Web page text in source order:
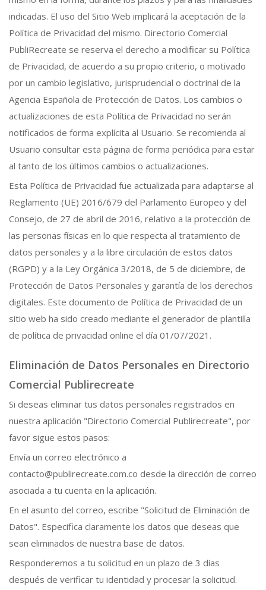
indicadas. El uso del Sitio Web implicará la aceptación de la
Política de Privacidad del mismo. Directorio Comercial
PubliRecreate se reserva el derecho a modificar su Política
de Privacidad, de acuerdo a su propio criterio, o motivado
por un cambio legislativo, jurisprudencial o doctrinal de la
Agencia Española de Protección de Datos. Los cambios o
actualizaciones de esta Política de Privacidad no serán
notificados de forma explícita al Usuario. Se recomienda al
Usuario consultar esta página de forma periódica para estar
al tanto de los últimos cambios o actualizaciones.
Esta Política de Privacidad fue actualizada para adaptarse al
Reglamento (UE) 2016/679 del Parlamento Europeo y del
Consejo, de 27 de abril de 2016, relativo a la protección de
las personas físicas en lo que respecta al tratamiento de
datos personales y a la libre circulación de estos datos
(RGPD) y a la Ley Orgánica 3/2018, de 5 de diciembre, de
Protección de Datos Personales y garantía de los derechos
digitales. Este documento de Política de Privacidad de un
sitio web ha sido creado mediante el generador de plantilla
de política de privacidad online el día 01/07/2021.
Eliminación de Datos Personales en Directorio
Comercial Publirecreate
Si deseas eliminar tus datos personales registrados en
nuestra aplicación "Directorio Comercial Publirecreate", por
favor sigue estos pasos:
Envía un correo electrónico a
contacto@publirecreate.com.co desde la dirección de correo
asociada a tu cuenta en la aplicación.
En el asunto del correo, escribe "Solicitud de Eliminación de
Datos". Especifica claramente los datos que deseas que
sean eliminados de nuestra base de datos.
Responderemos a tu solicitud en un plazo de 3 días
después de verificar tu identidad y procesar la solicitud.